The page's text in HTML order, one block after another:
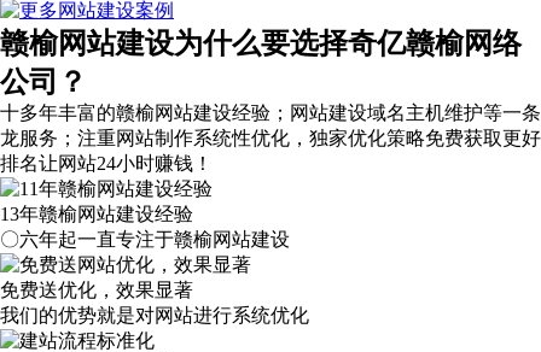
赣榆网站建设为什么要选择奇亿赣榆网络
公司？
十多年丰富的赣榆网站建设经验；网站建设域名主机维护等一条
龙服务 ；注重网站制作系统性优化， 独家优化策略免费获取更好
排名让网站24小时赚钱！
13年赣榆网站建设经验
〇六年起一直专注于赣榆网站建设
免费送优化，效果显著
我们的优势就是对网站进行系统优化